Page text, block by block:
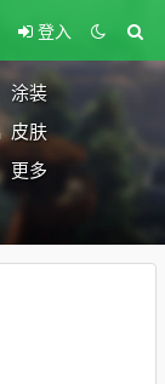
登入
涂装
皮肤
更多